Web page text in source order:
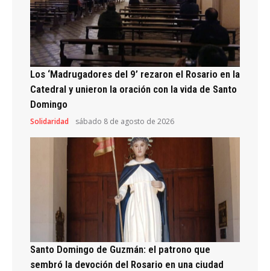
Los ‘Madrugadores del 9’ rezaron el Rosario en la
Catedral y unieron la oración con la vida de Santo
Domingo
Solidaridad sábado 8 de agosto de 2026
Santo Domingo de Guzmán: el patrono que
sembró la devoción del Rosario en una ciudad